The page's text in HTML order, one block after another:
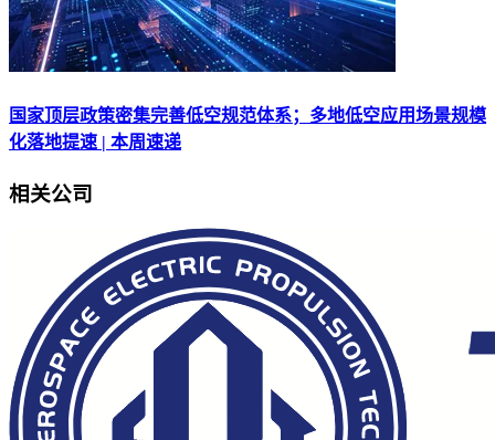
国家顶层政策密集完善低空规范体系；多地低空应用场景规模
化落地提速 | 本周速递
相关公司